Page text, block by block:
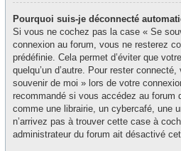
Pourquoi suis-je déconnecté
Si vous ne cochez pas la case « Se
connexion au forum, vous ne resterez
prédéfinie. Cela permet d’éviter que
quelqu’un d’autre. Pour rester
souvenir de moi » lors de votre
recommandé si vous accédez au forum
comme une librairie, un cybercafé, une
n’arrivez pas à trouver cette case à
administrateur du forum ait désactivé